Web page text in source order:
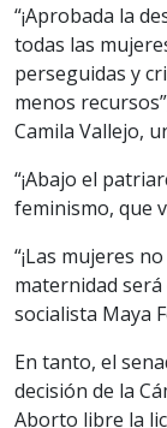
“¡Aprobada la
todas las
perseguidas y
menos
Camila Vallejo,
“¡Abajo el
feminismo, que
“¡Las mujeres
maternidad será
socialista Maya
En tanto, el
decisión de la
Aborto libre la